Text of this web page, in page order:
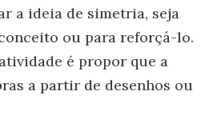
a ideia de simetria, seja
ou para reforçá-lo.
é propor que a
a partir de desenhos ou